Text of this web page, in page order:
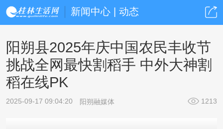
新闻中心 | 动态
阳朔县2025年庆中国农民丰收节
挑战全网最快割稻手 中外大神割
稻在线PK
2025-09-17 09:04:20 阳朔融媒体 1213